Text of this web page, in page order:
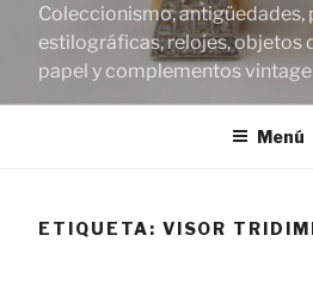
Coleccionismo, antigüedades,
estilográficas, relojes, objetos
papel y complementos vintage
Menú
ETIQUETA: VISOR